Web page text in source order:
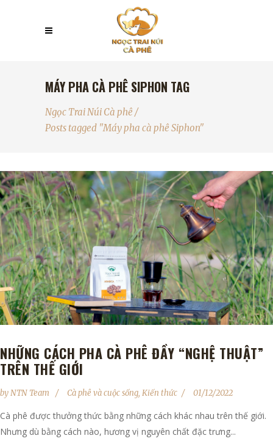
MÁY PHA CÀ PHÊ SIPHON TAG
Ngọc Trai Núi Cà phê /
Posts tagged "Máy pha cà phê Siphon"
NHỮNG CÁCH PHA CÀ PHÊ ĐẦY “NGHỆ THUẬT”
TRÊN THẾ GIỚI
byNTN Team Cà phê và cuộc sống, Kiến thức 01/12/2022
Cà phê được thưởng thức bằng những cách khác nhau trên thế giới.
Nhưng dù bằng cách nào, hương vị nguyên chất đặc trưng...